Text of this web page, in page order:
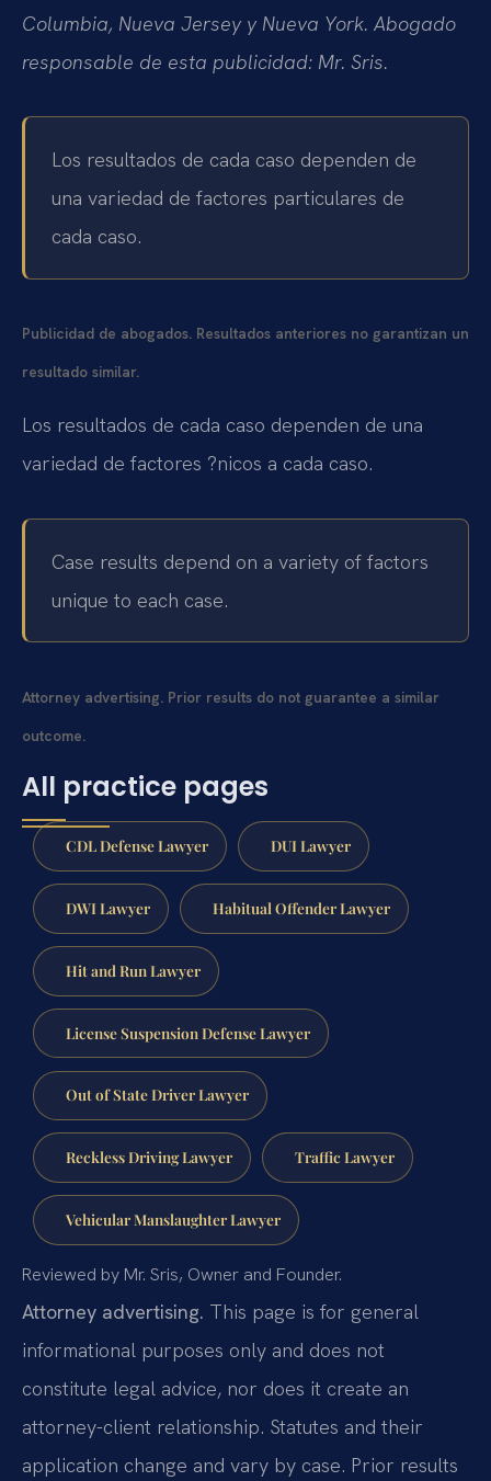
Columbia, Nueva Jersey y Nueva York. Abogado
responsable de esta publicidad: Mr. Sris.
Los resultados de cada caso dependen de
una variedad de factores particulares de
cada caso.
Publicidad de abogados. Resultados anteriores no garantizan un
resultado similar.
Los resultados de cada caso dependen de una
variedad de factores ?nicos a cada caso.
Case results depend on a variety of factors
unique to each case.
Attorney advertising. Prior results do not guarantee a similar
outcome.
All practice pages
CDL Defense Lawyer DUI Lawyer
DWI Lawyer Habitual Offender Lawyer
Hit and Run Lawyer
License Suspension Defense Lawyer
Out of State Driver Lawyer
Reckless Driving Lawyer Traffic Lawyer
Vehicular Manslaughter Lawyer
Reviewed by Mr. Sris, Owner and Founder.
Attorney advertising. This page is for general
informational purposes only and does not
constitute legal advice, nor does it create an
attorney-client relationship. Statutes and their
application change and vary by case. Prior results